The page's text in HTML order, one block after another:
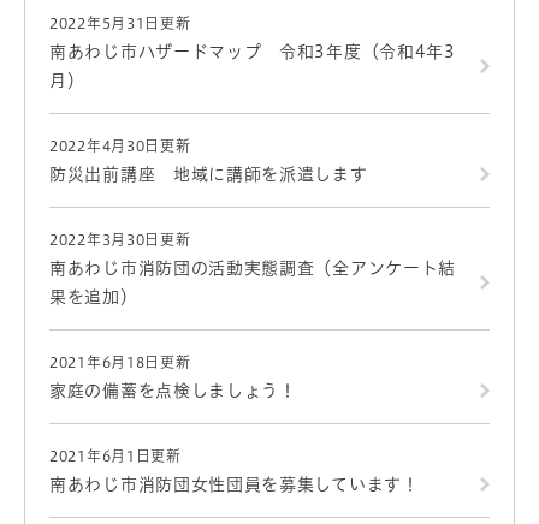
2022年5月31日更新
南あわじ市ハザードマップ 令和3年度（令和4年3
月）
2022年4月30日更新
防災出前講座 地域に講師を派遣します
2022年3月30日更新
南あわじ市消防団の活動実態調査（全アンケート結
果を追加）
2021年6月18日更新
家庭の備蓄を点検しましょう！
2021年6月1日更新
南あわじ市消防団女性団員を募集しています！